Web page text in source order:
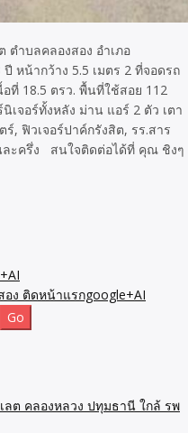
ตำบลคลองสอง อำเภอ
หน้ากว้าง 5.5 เมตร 2 ที่จอดรถ
ที่ 18.5 ตรว. พื้นที่ใช้สอย 112
จอร์ทั้งหลัง ม่าน แอร์ 2 ตัว เตา
ฟิวเจอร์ปาค์กรังสิต, รร.สาร
ะครึ่ง สนใจติดต่อได้ที่ คุณ ชิงๆ
ง ติดหน้าแรกgoogle+AI